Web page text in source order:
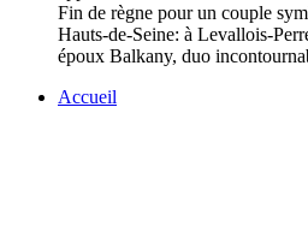
Fin de règne pour un couple
Hauts-de-Seine: à Levallois-
époux Balkany, duo
Accueil